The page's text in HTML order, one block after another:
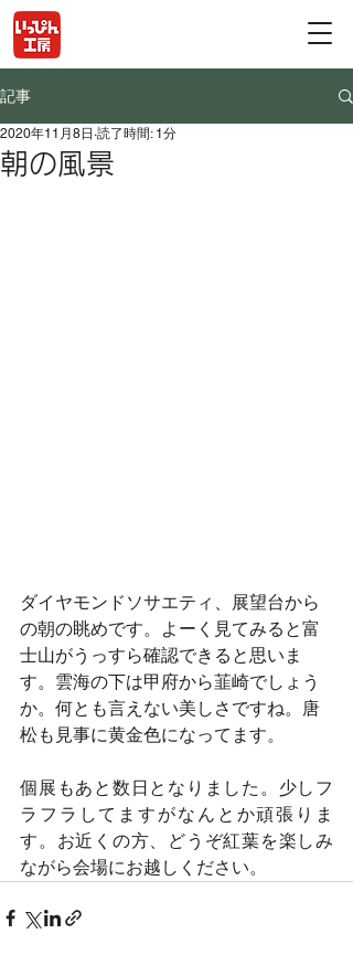
記事
朝の風景
2020年11月8日 読了時間: 1分
ダイヤモンドソサエティ、展望台から
の朝の眺めです。よーく見てみると富
士山がうっすら確認できると思いま
す。雲海の下は甲府から韮崎でしょう
か。何とも言えない美しさですね。唐
松も見事に黄金色になってます。
個展もあと数日となりました。少しフ
ラフラしてますがなんとか頑張りま
す。お近くの方、どうぞ紅葉を楽しみ
ながら会場にお越しください。